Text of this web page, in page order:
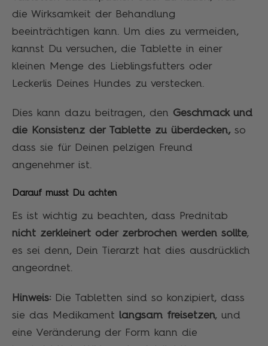
die Wirksamkeit der Behandlung
beeinträchtigen kann. Um dies zu vermeiden,
kannst Du versuchen, die Tablette in einer
kleinen Menge des Lieblingsfutters oder
Leckerlis Deines Hundes zu verstecken.
Dies kann dazu beitragen, den Geschmack und
die Konsistenz der Tablette zu überdecken,so
dass sie für Deinen pelzigen Freund
angenehmer ist.
Darauf musst Du achten
Es ist wichtig zu beachten, dass Prednitab
nicht zerkleinert oder zerbrochen werden sollte,
es sei denn, Dein Tierarzt hat dies ausdrücklich
angeordnet.
Hinweis: Die Tabletten sind so konzipiert, dass
sie das Medikament langsam freisetzen, und
eine Veränderung der Form kann die